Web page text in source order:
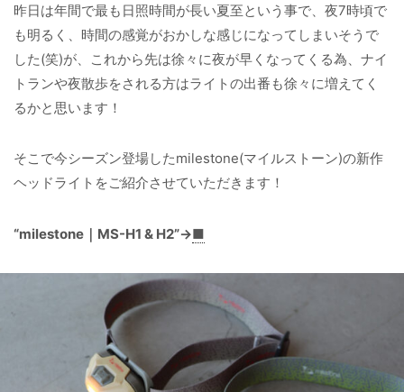
昨日は年間で最も日照時間が長い夏至という事で、夜7時頃で
も明るく、時間の感覚がおかしな感じになってしまいそうで
した(笑)が、これから先は徐々に夜が早くなってくる為、ナイ
トランや夜散歩をされる方はライトの出番も徐々に増えてく
るかと思います！
そこで今シーズン登場したmilestone(マイルストーン)の新作
ヘッドライトをご紹介させていただきます！
“milestone｜MS-H1 & H2”→■